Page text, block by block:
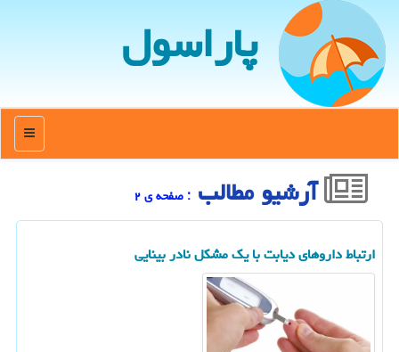
پاراسول
منو
آرشیو مطالب : صفحه ی ۲
ارتباط داروهای دیابت با یک مشکل نادر بینایی